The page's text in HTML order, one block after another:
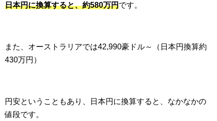
日本円に換算すると、約580万円です。
また、オーストラリアでは42,990豪ドル～（日本円換算約
430万円）
円安ということもあり、日本円に換算すると、なかなかの
値段です。